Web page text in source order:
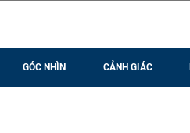
GÓC NHÌN CẢNH GIÁC